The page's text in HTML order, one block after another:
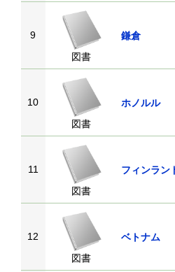
9
図書
鎌倉
10
図書
ホノルル
11
図書
フィンラン
12
図書
ベトナム